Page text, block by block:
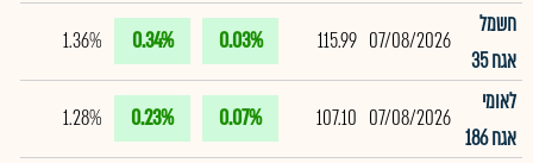
חשמל
אגח 35
07/08/2026
115.99
0.03%
0.34%
1.36%
לאומי
אגח 186
07/08/2026
107.10
0.07%
0.23%
1.28%